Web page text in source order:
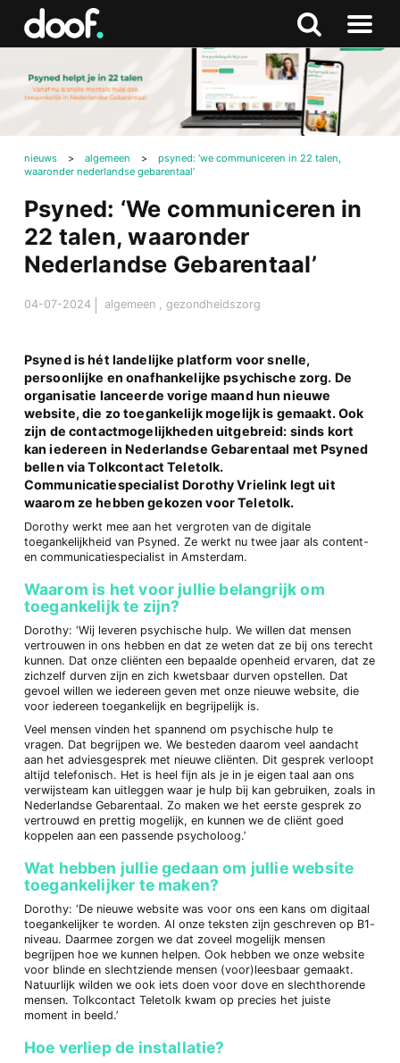
Zoeken
Naar
nieuws > algemeen >
psyned: ‘we communiceren in 22 talen,
waaronder nederlandse gebarentaal’
Psyned: ‘We communiceren in
22 talen, waaronder
Nederlandse Gebarentaal’
04-07-2024 algemeen gezondheidszorg
Psyned is hét landelijke platform voor snelle,
persoonlijke en onafhankelijke psychische zorg. De
organisatie lanceerde vorige maand hun nieuwe
website, die zo toegankelijk mogelijk is gemaakt. Ook
zijn de contactmogelijkheden uitgebreid: sinds kort
kan iedereen in Nederlandse Gebarentaal met Psyned
bellen via Tolkcontact Teletolk.
Communicatiespecialist Dorothy Vrielink legt uit
waarom ze hebben gekozen voor Teletolk.
Dorothy werkt mee aan het vergroten van de digitale
toegankelijkheid van Psyned. Ze werkt nu twee jaar als content-
en communicatiespecialist in Amsterdam.
Waarom is het voor jullie belangrijk om
toegankelijk te zijn?
Dorothy: ‘Wij leveren psychische hulp. We willen dat mensen
vertrouwen in ons hebben en dat ze weten dat ze bij ons terecht
kunnen. Dat onze cliënten een bepaalde openheid ervaren, dat ze
zichzelf durven zijn en zich kwetsbaar durven opstellen. Dat
gevoel willen we iedereen geven met onze nieuwe website, die
voor iedereen toegankelijk en begrijpelijk is.
Veel mensen vinden het spannend om psychische hulp te
vragen. Dat begrijpen we. We besteden daarom veel aandacht
aan het adviesgesprek met nieuwe cliënten. Dit gesprek verloopt
altijd telefonisch. Het is heel fijn als je in je eigen taal aan ons
verwijsteam kan uitleggen waar je hulp bij kan gebruiken, zoals in
Nederlandse Gebarentaal. Zo maken we het eerste gesprek zo
vertrouwd en prettig mogelijk, en kunnen we de cliënt goed
koppelen aan een passende psycholoog.’
Wat hebben jullie gedaan om jullie website
toegankelijker te maken?
Dorothy: ‘De nieuwe website was voor ons een kans om digitaal
toegankelijker te worden. Al onze teksten zijn geschreven op B1-
niveau. Daarmee zorgen we dat zoveel mogelijk mensen
begrijpen hoe we kunnen helpen. Ook hebben we onze website
voor blinde en slechtziende mensen (voor)leesbaar gemaakt.
Natuurlijk wilden we ook iets doen voor dove en slechthorende
mensen. Tolkcontact Teletolk kwam op precies het juiste
moment in beeld.’
Hoe verliep de installatie?
Doof.nl
Zoeken
boven